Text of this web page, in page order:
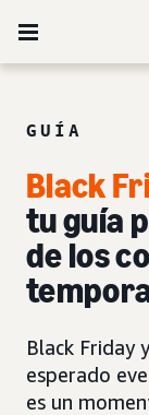
GUÍA
Black
tu guía
de los
Black Friday
esperado
es un